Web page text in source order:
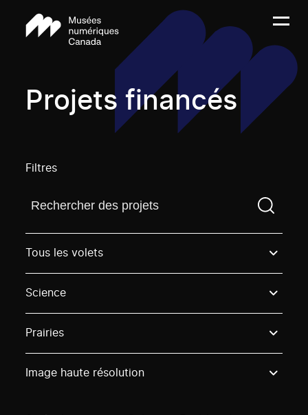
Projets financés
Filtres
Trouvez un projetVous devez saisir un terme de
Tous les volets
Science
Prairies
Image haute résolution